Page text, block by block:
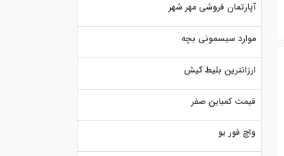
آپارتمان فروشی مهر شهر
موارد سیسمونی بچه
ارزانترین بلیط کیش
قیمت کمباین صفر
واچ فور یو